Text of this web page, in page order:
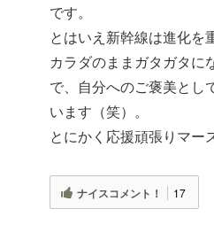
です。
とはいえ新幹線は進化を
カラダのままガタガタに
で、自分へのご褒美とし
います（笑）。
とにかく応援頑張りマー
ナイスコメント！ 17